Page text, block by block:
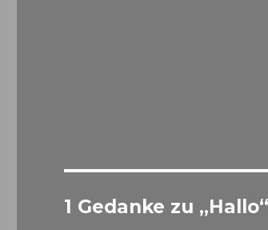
1 Gedanke zu „Hallo“